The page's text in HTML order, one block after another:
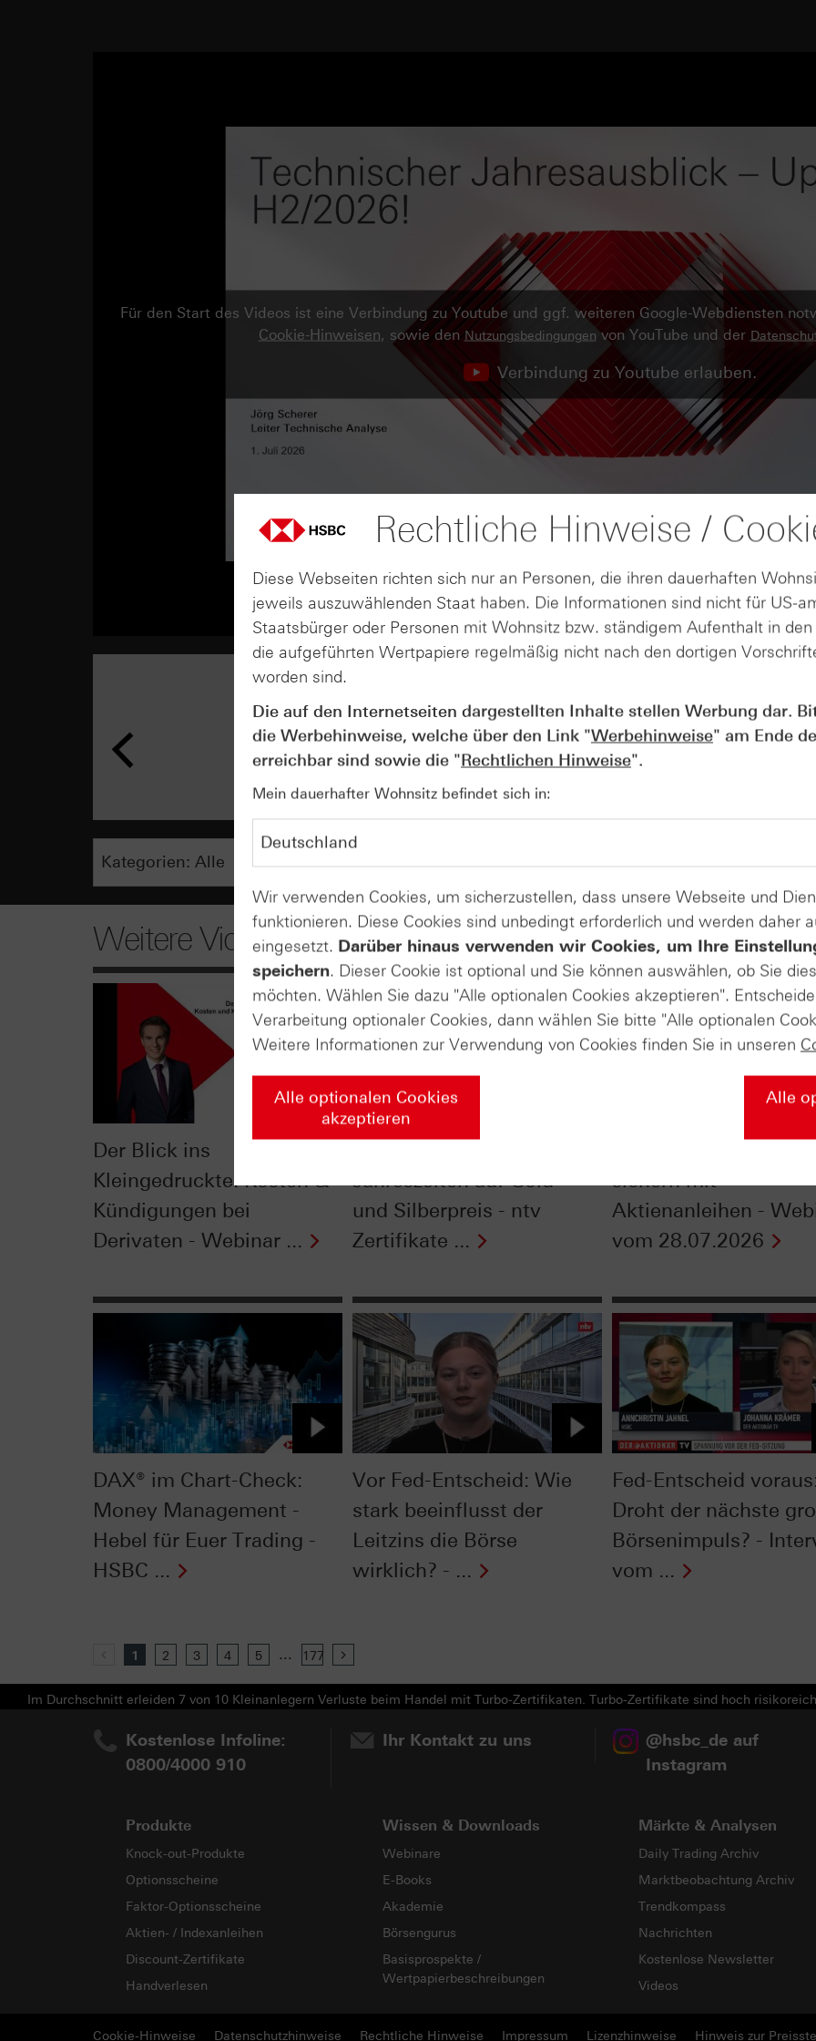
Für den Start des Videos ist eine Verbindung zu Youtube und ggf. weiteren Google-Webdiensten
Cookie-Hinweisen, sowie den Nutzungsbedingungenvon YouTube und der
Verbindung zu Youtube erlauben.
AUGUST
04
Der Blick ins Kleingedruckte:
Kündigungen bei Derivaten -
vom 04.08.2026
Weitere Videos
Der Blick ins
Kleingedruckte: Kosten &
Kündigungen bei
Derivaten - Webinar ...
Jahreszeiten auf Gold-
und Silberpreis - ntv
Zertifikate ...
sichern mit
Aktienanleihen -
vom 28.07.2026
DAX® im Chart-Check:
Money Management -
Hebel für Euer Trading -
HSBC ...
Vor Fed-Entscheid: Wie
stark beeinflusst der
Leitzins die Börse
wirklich? - ...
Fed-Entscheid voraus:
Droht der nächste
Börsenimpuls? -
vom ...
Previous
1 2 3 4 5 ... 177
Im Durchschnitt erleiden 7 von 10 Kleinanlegern Verluste beim Handel mit Turbo-Zertifikaten. Turbo-Zertifikate sind hoch
Kostenlose Infoline:
0800/4000 910
Ihr Kontakt zu uns
@hsbc_de auf
Instagram
Produkte
Knock-out-Produkte
Optionsscheine
Faktor-Optionsscheine
Aktien- / Indexanleihen
Discount-Zertifikate
Handverlesen
Wissen & Downloads
Webinare
E-Books
Akademie
Börsengurus
Basisprospekte /
Wertpapierbeschreibungen
Märkte & Analysen
Daily Trading Archiv
Marktbeobachtung Archiv
Trendkompass
Nachrichten
Kostenlose Newsletter
Videos
Cookie-Hinweise Datenschutzhinweise Rechtliche Hinweise Impressum Lizenzhinweise Hinweis zur
Rechtliche Hinweise /
Diese Webseiten richten sich nur an Personen, die ihren dauerhaften
jeweils auszuwählenden Staat haben. Die Informationen sind nicht für US-
Staatsbürger oder Personen mit Wohnsitz bzw. ständigem Aufenthalt in
die aufgeführten Wertpapiere regelmäßig nicht nach den dortigen
worden sind.
Die auf den Internetseiten dargestellten Inhalte stellen Werbung dar.
die Werbehinweise, welche über den Link "Werbehinweise" am Ende
erreichbar sind sowie die "Rechtlichen Hinweise".
Mein dauerhafter Wohnsitz befindet sich in:
Wir verwenden Cookies, um sicherzustellen, dass unsere Webseite und
funktionieren. Diese Cookies sind unbedingt erforderlich und werden daher
eingesetzt. Darüber hinaus verwenden wir Cookies, um Ihre
speichern. Dieser Cookie ist optional und Sie können auswählen, ob Sie
möchten. Wählen Sie dazu "Alle optionalen Cookies akzeptieren".
Verarbeitung optionaler Cookies, dann wählen Sie bitte "Alle optionalen
Weitere Informationen zur Verwendung von Cookies finden Sie in unseren
Alle optionalen Cookies
akzeptieren
Alle